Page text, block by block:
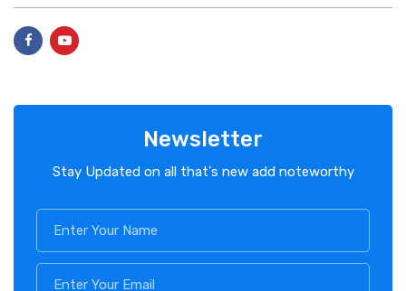
Newsletter
Stay Updated on all that's new add noteworthy